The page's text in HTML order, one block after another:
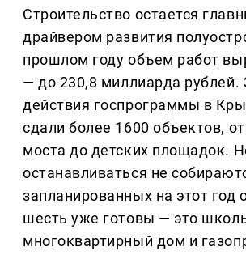
Строительство остается
драйвером развития
прошлом году объем работ
— до 230,8 миллиарда рублей.
действия госпрограммы в
сдали более 1600 объектов,
моста до детских площадок.
останавливаться не
запланированных на этот год
шесть уже готовы — это
многоквартирный дом и